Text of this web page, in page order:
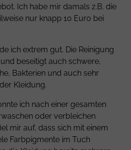
Ich habe mir damals z.B. die
nur knapp 10 Euro bei
ich extrem gut. Die Reinigung
beseitigt auch schwere,
Bakterien und auch sehr
Kleidung.
ich nach einer gesamten
oder verbleichen
mir auf, dass sich mit einem
Farbpigmente im Tuch